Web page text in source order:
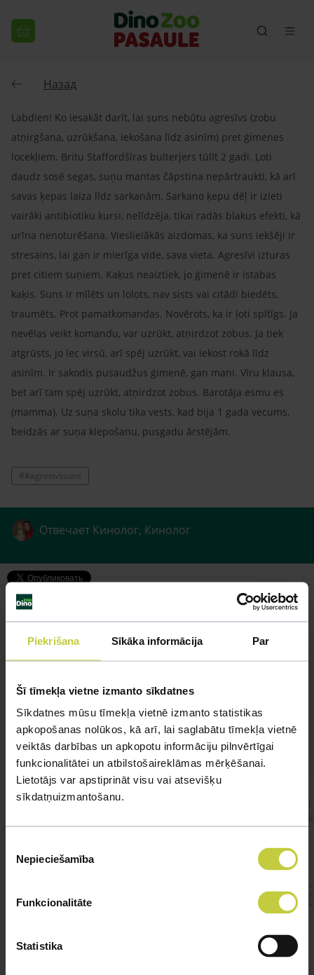
Piekrišana Sīkāka informācija Par
Šī tīmekļa vietne izmanto sīkdatnes
Sīkdatnes mūsu tīmekļa vietnē izmanto statistikas
apkopošanas nolūkos, kā arī, lai saglabātu tīmekļa vietnē
veiktās darbības un apkopotu informāciju pilnvērtīgai
funkcionalitātei un atbilstošaireklāmas mērķēšanai.
Lietotājs var apstiprināt visu vai atsevišķu
sīkdatņuizmantošanu.
izvēle
Nepieciešamība
Funkcionalitāte
Statistika
Назад
Labdien! Ko iesakāt darīt, lai suns nebūtu agresīvs (zobu
atņirgšana, uzrūkšana, iekošana līdz asinīm) pret ģimenes
locekļiem. Britu Staffordšīras bulterjers tūlīt 2 gadi. Ļoti
daudz sosē segas, suņu mantas čāpstina nepārtraukti, kā arī
savas ķepas laiza līdz sarkanām. Sarkano ķepu dēļ ir izieti
vairāki antibiotiku kursi, nelīdzēja, tikai radās blakus efekti, kā
urīna nenoturēšana. Vieslielākās aizdomas, ka suns iekšēji ir
stresains, lai gan ir mierīga vide, sava vieta. Agresīvi izturas
pret citiem suņiem. Kaķus neaiztiek, jo ģimenē ir istabas
kaķis. Suns ir mīlēts un lolots, nav sists vai citādi biedēts,
traumēts. Prot pamatkomandas. Novērots, ka ir ļoti spītīgs. Ja
nevēlas veikt komandu, var uzrūkt, atņirdzot zobus. Ja tiek
atgrūsts, jo lec virsū, arī spēj uzrūkt, vai iekost rokā līdz
asinīm. Ir sakodis pusaudžus ģimenē, gan mani. Vīru klausa,
bet arī tam spēj uzrūkt, atņirdzot zobus. Barotāja esmu es
(mamma). Uz suņa skolu tika vests, kad bija 1 gada vecums,
beidzās ar suņa klepošanu, pusgadu ārstējām.
##agresivssuns
Отвечает Кинолог, Кинолог
Похожие вопросы
вопрос
ЗАДАВАТЬ ВОПРОС
Labdien, Kurā audzētavā nopirkt tīršķirnes